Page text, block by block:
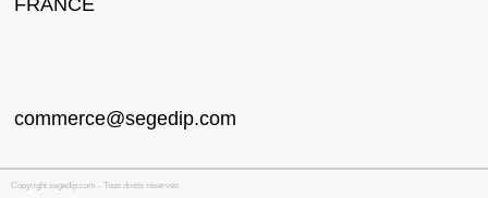
commerce@segedip.com
Copyright segedip.com - Tous droits réservés